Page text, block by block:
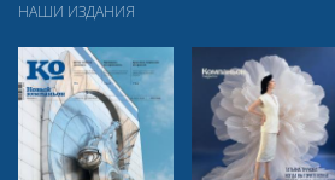
НАШИ ИЗДАНИЯ